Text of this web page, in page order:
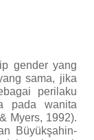
ip gender yang
sama, jika
perilaku
pada wanita
Myers, 1992).
Büyükşahin-